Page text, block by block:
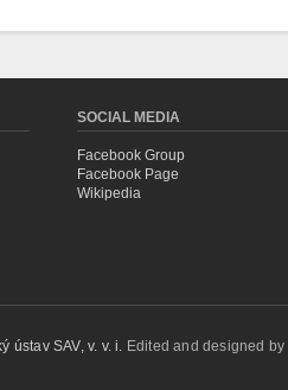
SOCIAL MEDIA
Facebook Group
Facebook Page
Wikipedia
ústav SAV, v. v. i. Edited and designed by